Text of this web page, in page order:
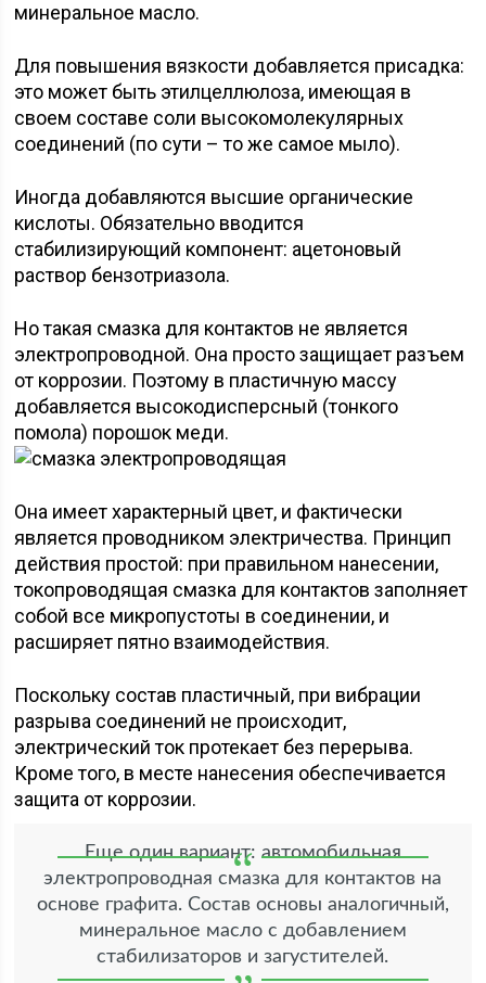
минеральное масло.
Для повышения вязкости добавляется присадка:
это может быть этилцеллюлоза, имеющая в
своем составе соли высокомолекулярных
соединений (по сути – то же самое мыло).
Иногда добавляются высшие органические
кислоты. Обязательно вводится
стабилизирующий компонент: ацетоновый
раствор бензотриазола.
Но такая смазка для контактов не является
электропроводной. Она просто защищает разъем
от коррозии. Поэтому в пластичную массу
добавляется высокодисперсный (тонкого
помола) порошок меди.
Она имеет характерный цвет, и фактически
является проводником электричества. Принцип
действия простой: при правильном нанесении,
токопроводящая смазка для контактов заполняет
собой все микропустоты в соединении, и
расширяет пятно взаимодействия.
Поскольку состав пластичный, при вибрации
разрыва соединений не происходит,
электрический ток протекает без перерыва.
Кроме того, в месте нанесения обеспечивается
защита от коррозии.
Еще один вариант: автомобильная
электропроводная смазка для контактов на
основе графита. Состав основы аналогичный,
минеральное масло с добавлением
стабилизаторов и загустителей.